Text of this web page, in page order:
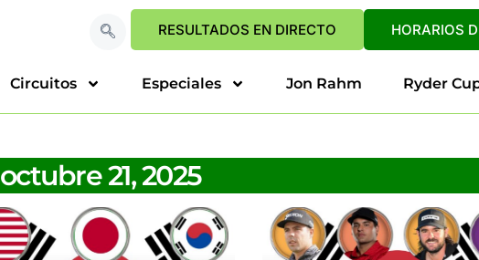
RESULTADOS EN DIRECTO HORARIOS
Circuitos Especiales Jon Rahm Ryder
octubre 21, 2025